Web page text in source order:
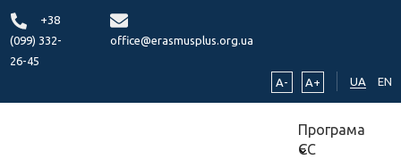
+38
(099) 332-
26-45
office@erasmusplus.org.ua
A- A+ UA EN
Програма
ЄС